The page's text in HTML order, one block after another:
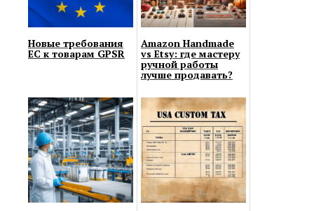
Новые требования
ЕС к товарам GPSR
Amazon Handmade
vs Etsy: где мастеру
ручной работы
лучше продавать?